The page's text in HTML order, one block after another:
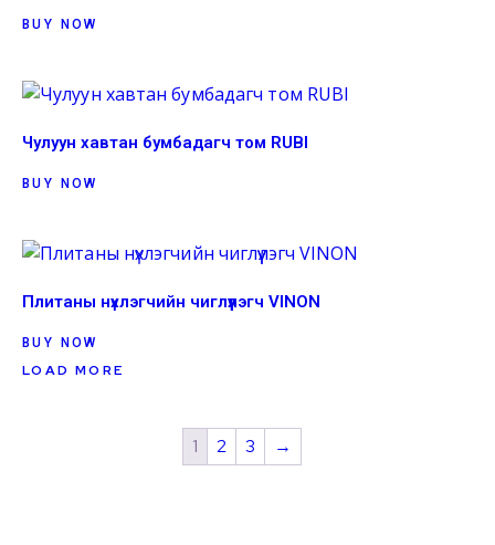
BUY NOW
Чулуун хавтан бумбадагч том RUBI
BUY NOW
Плитаны нүхлэгчийн чиглүүлэгч VINON
BUY NOW
LOAD MORE
1 2 3 →